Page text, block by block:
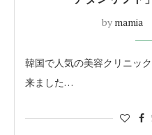
by mamia
韓国で人気の美容クリニッ
来ました…